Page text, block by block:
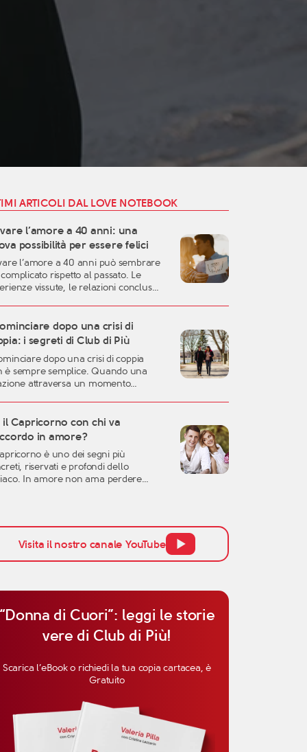
ARTICOLI DAL LOVE NOTEBOOK
l’amore a 40 anni: una
possibilità per essere felici
l’amore a 40 anni può sembrare
rispetto al passato. Le
vissute, le relazioni concluse,
Eppure, proprio questa fase della
può rappresentare uno dei momenti
per costruire una relazione
consapevole e duratura. A
si possiedono
una […]
dopo una crisi di
i segreti di Club di Più
dopo una crisi di coppia
è sempre semplice. Quando una
attraversa un momento
disorientati, fragili o incerti sul
Una crisi sentimentale può
che avevamo dell’amore, la fiducia
persona, ma anche la
[…]
il Capricorno con chi va
in amore?
è uno dei segni più
riservati e profondi dello
In amore non ama perdere
Per questo, quando si parla di
del Capricorno in amore, non
ma anche alla […]
Visita il nostro canale YouTube
di Cuori”: leggi le storie
vere di Club di Più!
Scarica l’eBook o richiedi la tua copia cartacea, è
Gratuito